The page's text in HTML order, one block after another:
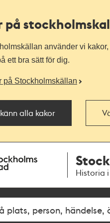
på
använder vi
ett bra sätt för dig.
på Stockholmskällan
alla kakor
Historia